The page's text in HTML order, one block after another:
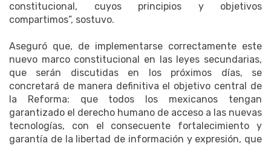
constitucional, cuyos principios y objetivos
compartimos”, sostuvo.
Aseguró que, de implementarse correctamente este
nuevo marco constitucional en las leyes secundarias,
que serán discutidas en los próximos días, se
concretará de manera definitiva el objetivo central de
la Reforma: que todos los mexicanos tengan
garantizado el derecho humano de acceso a las nuevas
tecnologías, con el consecuente fortalecimiento y
garantía de la libertad de información y expresión, que